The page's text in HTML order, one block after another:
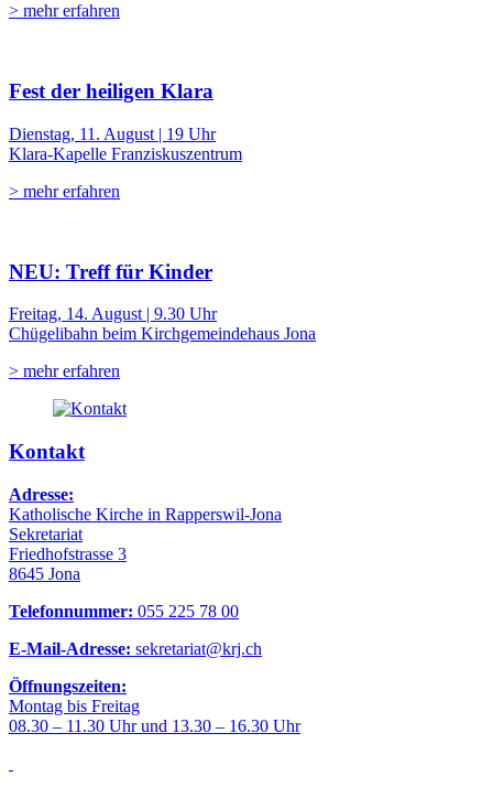
> mehr erfahren
Fest der heiligen Klara
Dienstag, 11. August | 19 Uhr
Klara-Kapelle Franziskuszentrum
> mehr erfahren
NEU: Treff für Kinder
Freitag, 14. August | 9.30 Uhr
Chügelibahn beim Kirchgemeindehaus Jona
> mehr erfahren
Kontakt
Adresse:
Katholische Kirche in Rapperswil-Jona
Sekretariat
Friedhofstrasse 3
8645 Jona
Telefonnummer: 055 225 78 00
E-Mail-Adresse: sekretariat@krj.ch
Öffnungszeiten:
Montag bis Freitag
08.30 – 11.30 Uhr und 13.30 – 16.30 Uhr